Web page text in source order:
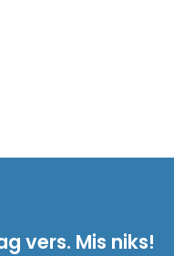
vers. Mis niks!